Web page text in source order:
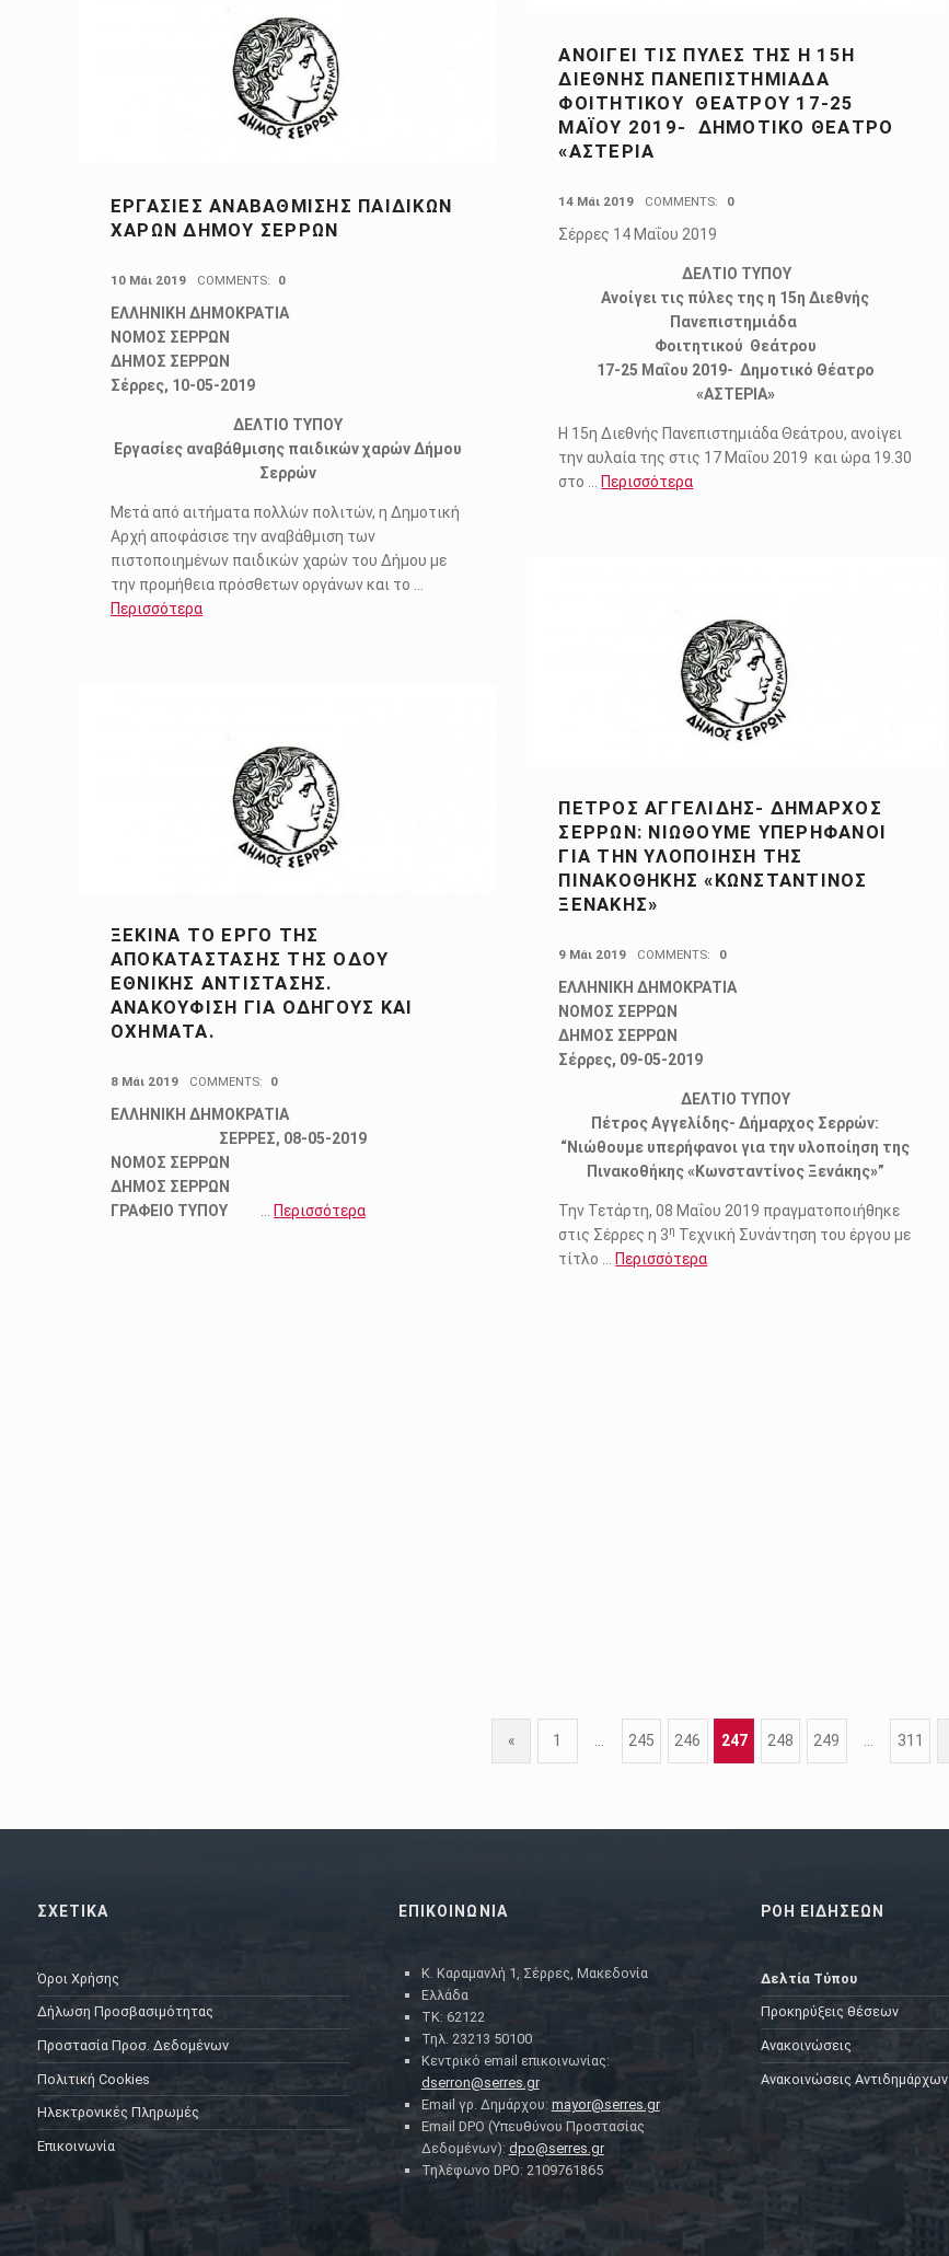
ΑΝΟΊΓΕΙ ΤΙΣ ΠΎΛΕΣ ΤΗΣ Η 15Η
ΔΙΕΘΝΉΣ ΠΑΝΕΠΙΣΤΗΜΙΆΔΑ
ΦΟΙΤΗΤΙΚΟΎ ΘΕΆΤΡΟΥ 17-25
ΜΑΪ́ΟΥ 2019- ΔΗΜΟΤΙΚΌ ΘΈΑΤΡΟ
«ΑΣΤΕΡΙΑ
14 Μάι 2019 COMMENTS: 0
Σέρρες 14 Μαΐου 2019
ΔΕΛΤΙΟ ΤΥΠΟΥ
Ανοίγει τις πύλες της η 15η Διεθνής
Πανεπιστημιάδα
Φοιτητικού Θεάτρου
17-25 Μαΐου 2019- Δημοτικό Θέατρο
«ΑΣΤΕΡΙΑ»
Η 15η Διεθνής Πανεπιστημιάδα Θεάτρου, ανοίγει
την αυλαία της στις 17 Μαΐου 2019 και ώρα 19.30
στο … Περισσότερα
ΕΡΓΑΣΊΕΣ ΑΝΑΒΆΘΜΙΣΗΣ ΠΑΙΔΙΚΏΝ
ΧΑΡΏΝ ΔΉΜΟΥ ΣΕΡΡΏΝ
10 Μάι 2019 COMMENTS: 0
ΕΛΛΗΝΙΚΗ ΔΗΜΟΚΡΑΤΙΑ
ΝΟΜΟΣ ΣΕΡΡΩΝ
ΔΗΜΟΣ ΣΕΡΡΩΝ
Σέρρες, 10-05-2019
ΔΕΛΤΙΟ ΤΥΠΟΥ
Εργασίες αναβάθμισης παιδικών χαρών Δήμου
Σερρών
Μετά από αιτήματα πολλών πολιτών, η Δημοτική
Αρχή αποφάσισε την αναβάθμιση των
πιστοποιημένων παιδικών χαρών του Δήμου με
την προμήθεια πρόσθετων οργάνων και το …
Περισσότερα
ΠΈΤΡΟΣ ΑΓΓΕΛΊΔΗΣ- ΔΉΜΑΡΧΟΣ
ΣΕΡΡΏΝ: ΝΙΏΘΟΥΜΕ ΥΠΕΡΉΦΑΝΟΙ
ΓΙΑ ΤΗΝ ΥΛΟΠΟΊΗΣΗ ΤΗΣ
ΠΙΝΑΚΟΘΉΚΗΣ «ΚΩΝΣΤΑΝΤΊΝΟΣ
ΞΕΝΆΚΗΣ»
9 Μάι 2019 COMMENTS: 0
ΕΛΛΗΝΙΚΗ ΔΗΜΟΚΡΑΤΙΑ
ΝΟΜΟΣ ΣΕΡΡΩΝ
ΔΗΜΟΣ ΣΕΡΡΩΝ
Σέρρες, 09-05-2019
ΔΕΛΤΙΟ ΤΥΠΟΥ
Πέτρος Αγγελίδης- Δήμαρχος Σερρών:
“Νιώθουμε υπερήφανοι για την υλοποίηση της
Πινακοθήκης «Κωνσταντίνος Ξενάκης»”
Την Τετάρτη, 08 Μαΐου 2019 πραγματοποιήθηκε
στις Σέρρες η 3η Τεχνική Συνάντηση του έργου με
τίτλο … Περισσότερα
ΞΕΚΙΝΑ ΤΟ ΕΡΓΟ ΤΗΣ
ΑΠΟΚΑΤΑΣΤΑΣΗΣ ΤΗΣ ΟΔΟΥ
ΕΘΝΙΚΗΣ ΑΝΤΙΣΤΑΣΗΣ.
ΑΝΑΚΟΥΦΙΣΗ ΓΙΑ ΟΔΗΓΟΥΣ ΚΑΙ
ΟΧΗΜΑΤΑ.
8 Μάι 2019 COMMENTS: 0
ΕΛΛΗΝΙΚΗ ΔΗΜΟΚΡΑΤΙΑ
ΣΕΡΡΕΣ, 08-05-2019
ΝΟΜΟΣ ΣΕΡΡΩΝ
ΔΗΜΟΣ ΣΕΡΡΩΝ
ΓΡΑΦΕΙΟ ΤΥΠΟΥ
… Περισσότερα
« 1 … 245 246 247 248 249 … 311
ΣΧΕΤΙΚΑ
Όροι Χρήσης
Δήλωση Προσβασιμότητας
Προστασία Προσ. Δεδομένων
Πολιτική Cookies
Ηλεκτρονικές Πληρωμές
Επικοινωνία
ΕΠΙΚΟΙΝΩΝΙΑ
Κ. Καραμανλή 1, Σέρρες, Μακεδονία
Ελλάδα
ΤΚ: 62122
Τηλ. 23213 50100
Κεντρικό email επικοινωνίας:
dserron@serres.gr
Email γρ. Δημάρχου: mayor@serres.gr
Email DPO (Υπευθύνου Προστασίας
Δεδομένων): dpo@serres.gr
Τηλέφωνο DPO: 2109761865
ΡΟΗ ΕΙΔΗΣΕΩΝ
Δελτία Τύπου
Προκηρύξεις θέσεων
Ανακοινώσεις
Ανακοινώσεις Αντιδημάρχων